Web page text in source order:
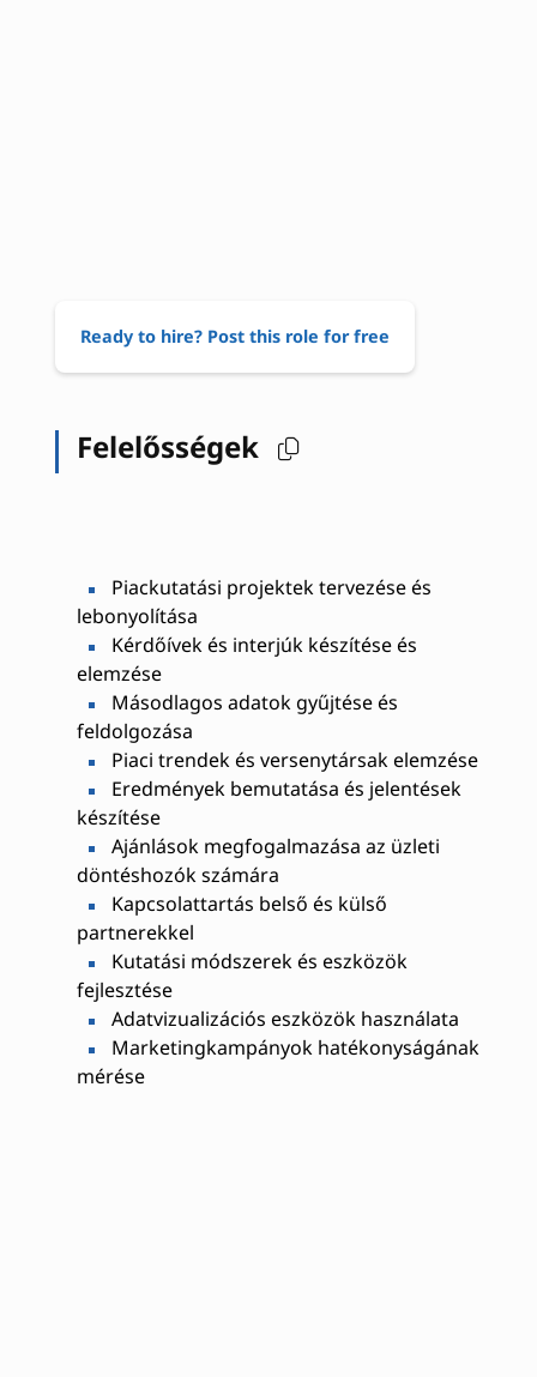
Ready to hire? Post this role for free
Felelősségek
Piackutatási projektek tervezése és
lebonyolítása
Kérdőívek és interjúk készítése és
elemzése
Másodlagos adatok gyűjtése és
feldolgozása
Piaci trendek és versenytársak elemzése
Eredmények bemutatása és jelentések
készítése
Ajánlások megfogalmazása az üzleti
döntéshozók számára
Kapcsolattartás belső és külső
partnerekkel
Kutatási módszerek és eszközök
fejlesztése
Adatvizualizációs eszközök használata
Marketingkampányok hatékonyságának
mérése